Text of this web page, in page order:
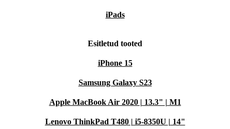
iPads
Esitletud tooted
iPhone 15
Samsung Galaxy S23
Apple MacBook Air 2020 | 13.3" | M1
Lenovo ThinkPad T480 | i5-8350U | 14"